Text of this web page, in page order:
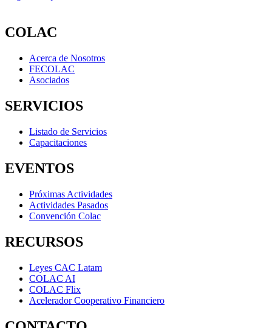
COLAC
Acerca de Nosotros
FECOLAC
Asociados
SERVICIOS
Listado de Servicios
Capacitaciones
EVENTOS
Próximas Actividades
Actividades Pasados
Convención Colac
RECURSOS
Leyes CAC Latam
COLAC AI
COLAC Flix
Acelerador Cooperativo Financiero